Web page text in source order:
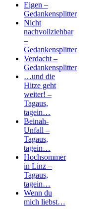
Eigen –
Gedankensplitter
Nicht
nachvollziehbar
–
Gedankensplitter
Verdacht –
Gedankensplitter
…und die
Hitze geht
weiter! –
Tagaus,
tagein…
Beinah-
Unfall –
Tagaus,
tagein…
Hochsommer
in Linz –
Tagaus,
tagein…
Wenn du
mich liebst…